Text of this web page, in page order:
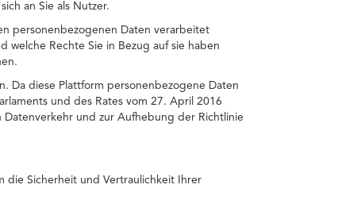
an Sie als Nutzer.
personenbezogenen Daten verarbeitet
Rechte Sie in Bezug auf sie haben
Da diese Plattform personenbezogene Daten
und des Rates vom 27. April 2016
und zur Aufhebung der Richtlinie
die Sicherheit und Vertraulichkeit Ihrer